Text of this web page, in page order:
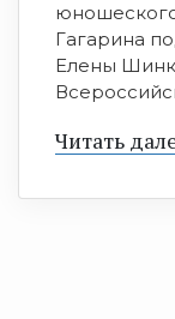
Гагарина
Елены
Читать